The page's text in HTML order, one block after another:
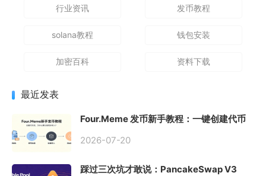
行业资讯 发币教程
solana教程 钱包安装
加密百科 资料下载
最近发表
Four.Meme 发币新手教程：一键创建代币
2026-07-20
踩过三次坑才敢说：PancakeSwap V3